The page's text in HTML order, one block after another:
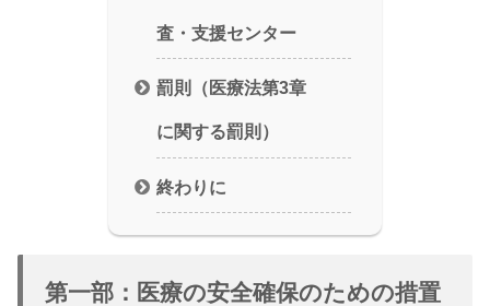
査・支援センター
罰則（医療法第3章
に関する罰則）
終わりに
第一部：医療の安全確保のための措置